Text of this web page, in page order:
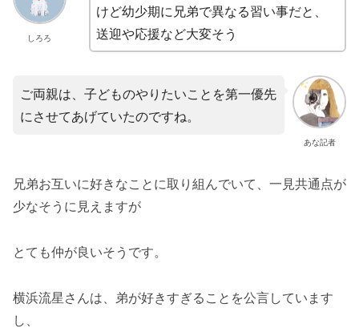
しろろ
けど幼少期に兄弟で異なる習い事だと、
送迎や応援など大変そう
あな記者
ご両親は、子どものやりたいことを第一優先
にさせてあげていたのですね。
兄弟お互いに好きなことに取り組んでいて、一見共通点が
少なそうに見えますが
とても仲が良いそうです。
横浜流星さんは、弟が好きすぎることを公言しています
し、